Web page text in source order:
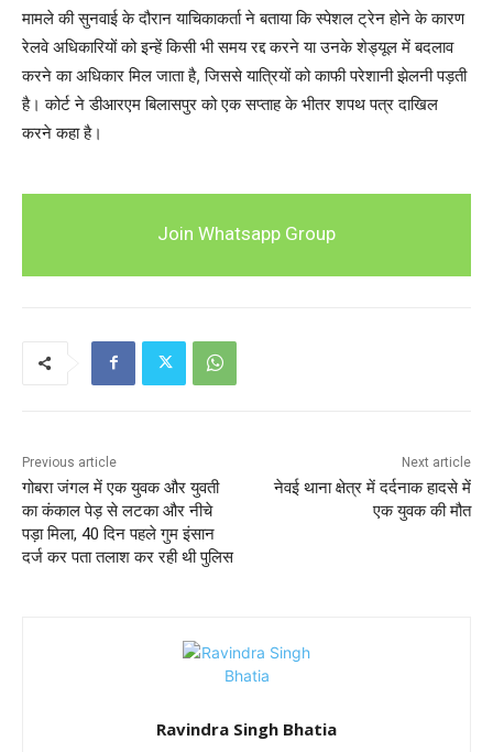
मामले की सुनवाई के दौरान याचिकाकर्ता ने बताया कि स्पेशल ट्रेन होने के कारण
रेलवे अधिकारियों को इन्हें किसी भी समय रद्द करने या उनके शेड्यूल में बदलाव
करने का अधिकार मिल जाता है, जिससे यात्रियों को काफी परेशानी झेलनी पड़ती
है। कोर्ट ने डीआरएम बिलासपुर को एक सप्ताह के भीतर शपथ पत्र दाखिल
करने कहा है।
Join Whatsapp Group
Previous article
गोबरा जंगल में एक युवक और युवती
का कंकाल पेड़ से लटका और नीचे
पड़ा मिला, 40 दिन पहले गुम इंसान
दर्ज कर पता तलाश कर रही थी पुलिस
Next article
नेवई थाना क्षेत्र में दर्दनाक हादसे में
एक युवक की मौत
Ravindra Singh Bhatia